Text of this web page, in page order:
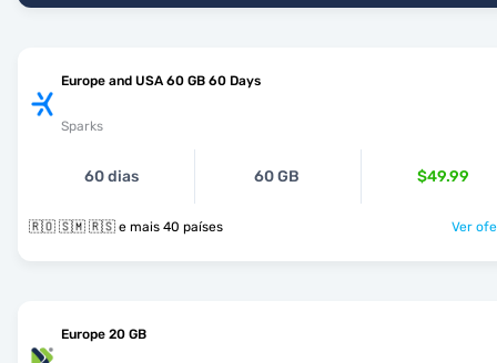
Europe and USA 60 GB 60 Days
Sparks
60 dias 60 GB $49.99
🇷🇴 🇸🇲 🇷🇸 e mais 40 países Ver
Europe 20 GB